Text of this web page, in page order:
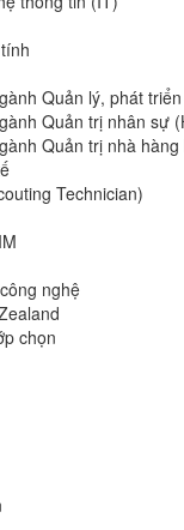
Quản lý, phát
Quản trị nhân sự
Quản trị nhà hàng
Technician)
nghệ
chọn